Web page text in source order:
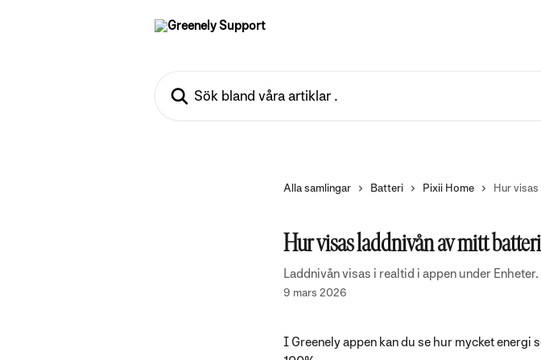
Alla samlingar Batteri Pixii Home Hur
Hur visas laddnivån av mitt
Laddnivån visas i realtid i appen under Enheter.
9 mars 2026
I Greenely appen kan du se hur mycket energi